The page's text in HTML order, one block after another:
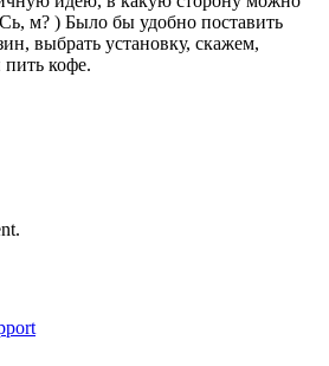
м? ) Было бы удобно поставить
выбрать установку, скажем,
кофе.